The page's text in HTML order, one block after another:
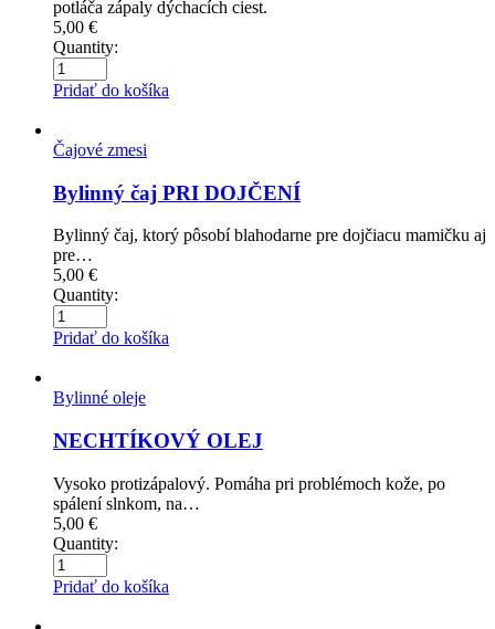
potláča zápaly dýchacích ciest.
5,00 €
Quantity:
Pridať do košíka
Čajové zmesi
Bylinný čaj PRI DOJČENÍ
Bylinný čaj, ktorý pôsobí blahodarne pre dojčiacu mamičku aj
pre…
5,00 €
Quantity:
Pridať do košíka
Bylinné oleje
NECHTÍKOVÝ OLEJ
Vysoko protizápalový. Pomáha pri problémoch kože, po
spálení slnkom, na…
5,00 €
Quantity:
Pridať do košíka